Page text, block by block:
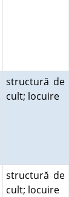
structură de
cult; locuire
structură de
cult; locuire